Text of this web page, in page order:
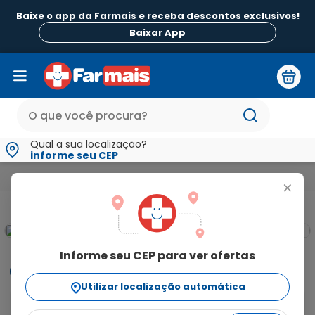
Baixe o app da Farmais e receba descontos exclusivos!
Baixar App
Qual a sua localização?
informe seu CEP
+
Informe seu CEP para ver ofertas
Utilizar localização automática
Selene 0,035mg +
Informações
(0,035mg Etinilestradiol + 2mg Acetato De